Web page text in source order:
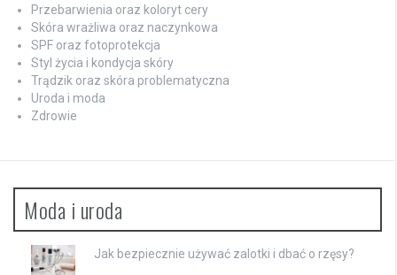
Przebarwienia oraz koloryt cery
Skóra wrażliwa oraz naczynkowa
SPF oraz fotoprotekcja
Styl życia i kondycja skóry
Trądzik oraz skóra problematyczna
Uroda i moda
Zdrowie
Moda i uroda
Jak bezpiecznie używać zalotki i dbać o rzęsy?